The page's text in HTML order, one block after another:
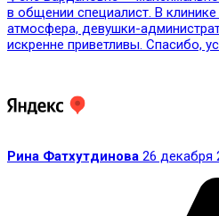
в общении специалист. В
атмосфера, девушки-
искренне приветливы. Спасибо,
Рина Фатхутдинова 26 декабря